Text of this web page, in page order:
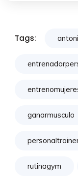
Tags:
ganarmusculo
rutinagym